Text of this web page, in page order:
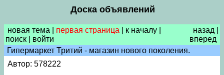
Доска объявлений
новая тема первая страница к началу
поиск
войти
назад
вперед
Гипермаркет Тритий - магазин нового поколения.
Автор: 578222